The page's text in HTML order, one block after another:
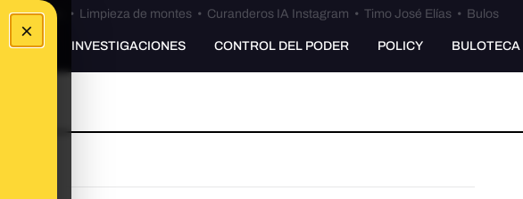
×
Bulos Ceuta • Limpieza de montes• Curanderos IA Instagram • Timo José Elías• Bulos
INVESTIGACIONES CONTROL DEL PODER POLICY BULOTECA